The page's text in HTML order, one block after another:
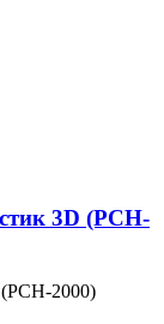
3D (PCH-
2000)